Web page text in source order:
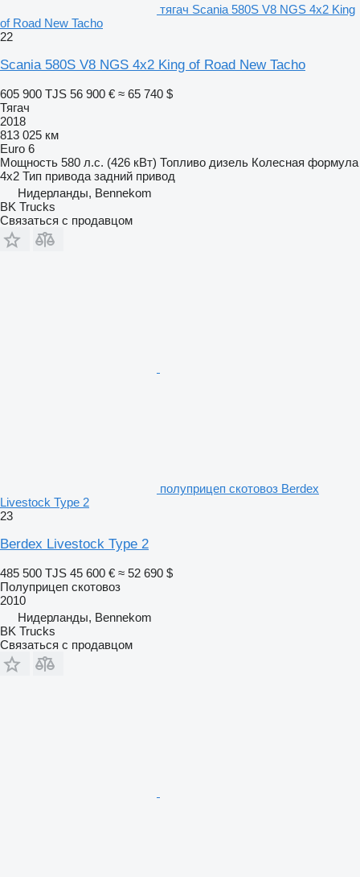
тягач Scania 580S V8 NGS 4x2 King
of Road New Tacho
22
Scania 580S V8 NGS 4x2 King of Road New Tacho
605 900 TJS 56 900 € ≈ 65 740 $
Тягач
2018
813 025 км
Euro 6
Мощность 580 л.с. (426 кВт) Топливо дизель Колесная формула
4x2 Тип привода задний привод
Нидерланды, Bennekom
BK Trucks
Связаться с продавцом
полуприцеп скотовоз Berdex
Livestock Type 2
23
Berdex Livestock Type 2
485 500 TJS 45 600 € ≈ 52 690 $
Полуприцеп скотовоз
2010
Нидерланды, Bennekom
BK Trucks
Связаться с продавцом